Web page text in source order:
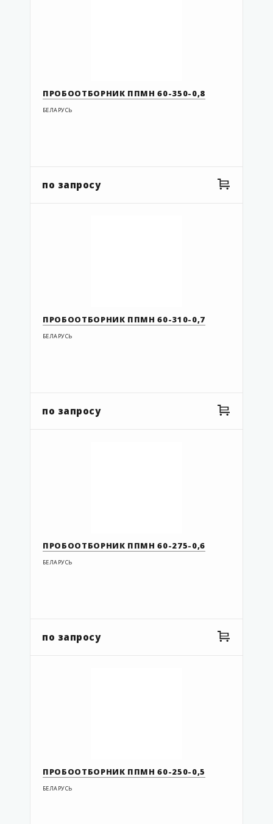
ПРОБООТБОРНИК ППМН 60-350-0,8
БЕЛАРУСЬ
по запросу
ПРОБООТБОРНИК ППМН 60-310-0,7
БЕЛАРУСЬ
по запросу
ПРОБООТБОРНИК ППМН 60-275-0,6
БЕЛАРУСЬ
по запросу
ПРОБООТБОРНИК ППМН 60-250-0,5
БЕЛАРУСЬ